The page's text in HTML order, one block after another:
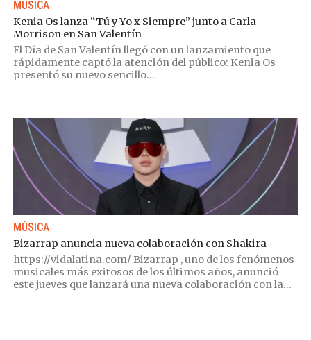
MÚSICA
Kenia Os lanza “Tú y Yo x Siempre” junto a Carla
Morrison en San Valentín
El Día de San Valentín llegó con un lanzamiento que
rápidamente captó la atención del público: Kenia Os
presentó su nuevo sencillo...
MÚSICA
Bizarrap anuncia nueva colaboración con Shakira
https://vidalatina.com/ Bizarrap , uno de los fenómenos
musicales más exitosos de los últimos años, anunció
este jueves que lanzará una nueva colaboración con la...